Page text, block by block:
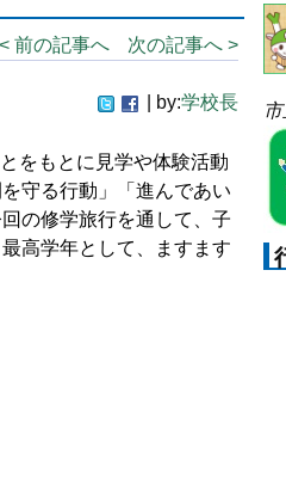
< 前の記事へ 次の記事へ >
| by:学校長
をもとに見学や体験活動
守る行動」「進んであい
の修学旅行を通して、子
最高学年として、ますます